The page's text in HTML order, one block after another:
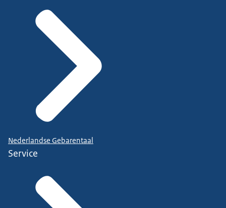
Nederlandse Gebarentaal
Service